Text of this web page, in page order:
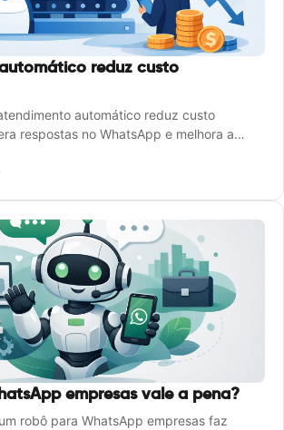
reduz custo
automático reduz custo
respostas no WhatsApp e melhora a
empresas vale a pena?
robô para WhatsApp empresas faz